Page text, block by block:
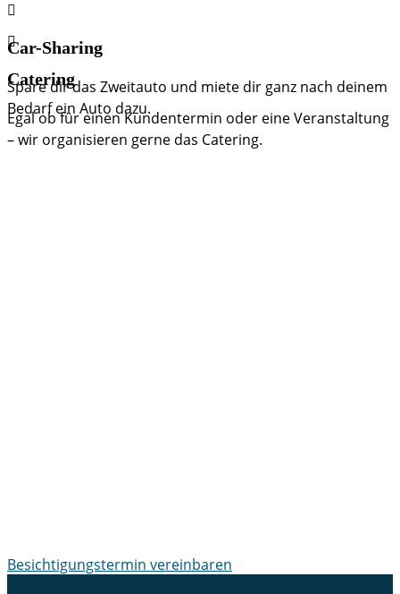
Car-Sharing
Spare dir das Zweitauto und miete dir ganz nach deinem
Bedarf ein Auto dazu.
Catering
Egal ob für einen Kundentermin oder eine Veranstaltung
– wir organisieren gerne das Catering.
Besichtigungstermin vereinbaren